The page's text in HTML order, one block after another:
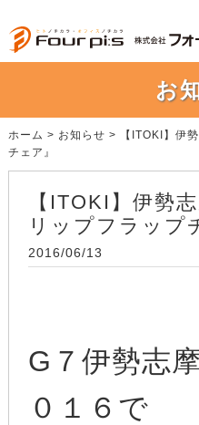
お
ホーム > お知らせ >
【ITOKI】伊
チェア』
【ITOKI】伊勢
リップフラップ
2016/06/13
G７伊勢志
０１６で